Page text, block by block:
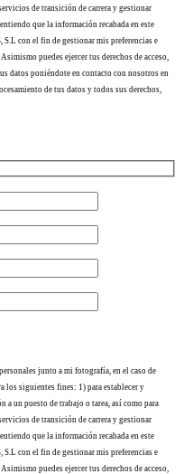
de transición de carrera y gestionar
que la información recabada en este
con el fin de gestionar mis preferencias e
puedes ejercer tus derechos de acceso,
datos poniéndote en contacto con nosotros en
de tus datos y todos sus derechos,
junto a mi fotografía, en el caso de
los siguientes fines: 1) para establecer y
a un puesto de trabajo o tarea, así como para
de transición de carrera y gestionar
que la información recabada en este
con el fin de gestionar mis preferencias e
puedes ejercer tus derechos de acceso,